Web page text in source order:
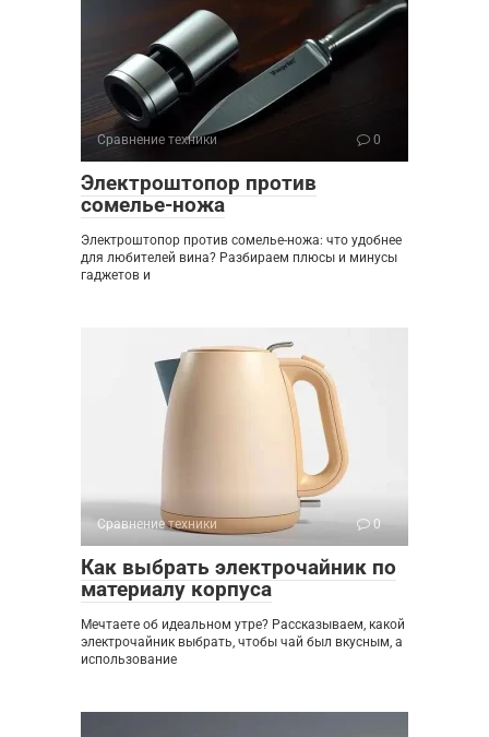
Сравнение техники 0
Электроштопор против
сомелье-ножа
Электроштопор против сомелье-ножа: что удобнее
для любителей вина? Разбираем плюсы и минусы
гаджетов и
Сравнение техники 0
Как выбрать электрочайник по
материалу корпуса
Мечтаете об идеальном утре? Рассказываем, какой
электрочайник выбрать, чтобы чай был вкусным, а
использование